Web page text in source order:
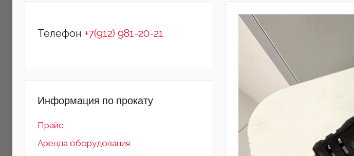
Телефон +7(912) 981-20-21
Информация по прокату
Прайс
Аренда оборудования